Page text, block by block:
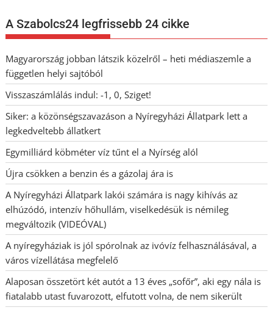
A Szabolcs24 legfrissebb 24 cikke
Magyarország jobban látszik közelről – heti médiaszemle a
független helyi sajtóból
Visszaszámlálás indul: -1, 0, Sziget!
Siker: a közönségszavazáson a Nyíregyházi Állatpark lett a
legkedveltebb állatkert
Egymilliárd köbméter víz tűnt el a Nyírség alól
Újra csökken a benzin és a gázolaj ára is
A Nyíregyházi Állatpark lakói számára is nagy kihívás az
elhúzódó, intenzív hőhullám, viselkedésük is némileg
megváltozik (VIDEÓVAL)
A nyíregyháziak is jól spórolnak az ivóvíz felhasználásával, a
város vízellátása megfelelő
Alaposan összetört két autót a 13 éves „sofőr”, aki egy nála is
fiatalabb utast fuvarozott, elfutott volna, de nem sikerült